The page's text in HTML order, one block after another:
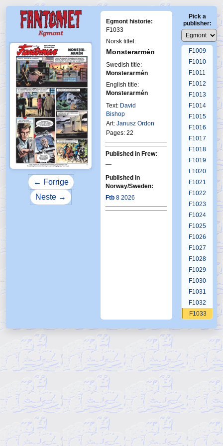
← Forrige
Neste →
Egmont historie:
F1033
Norsk tittel:
Monsterarmén
Swedish title:
Monsterarmén
English title:
Monsterarmén
Text: David
Bishop
Art: Janusz Ordon
Pages: 22
Published in Frew:
—
Published in
Norway/Sweden:
Ftb 8 2026
Pick a
publisher:
F1005
F1006
F1007
F1008
F1009
F1010
F1011
F1012
F1013
F1014
F1015
F1016
F1017
F1018
F1019
F1020
F1021
F1022
F1023
F1024
F1025
F1026
F1027
F1028
F1029
F1030
F1031
F1032
F1033
F1036